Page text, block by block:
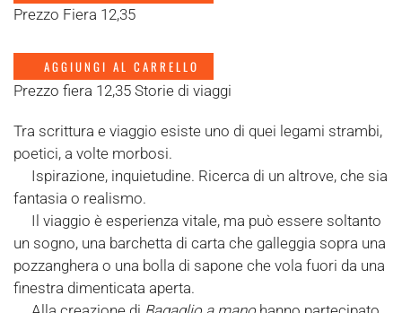
Prezzo Fiera 12,35
AGGIUNGI AL CARRELLO
Prezzo fiera 12,35 Storie di viaggi
Tra scrittura e viaggio esiste uno di quei legami strambi,
poetici, a volte morbosi.
Ispirazione, inquietudine. Ricerca di un altrove, che sia
fantasia o realismo.
Il viaggio è esperienza vitale, ma può essere soltanto
un sogno, una barchetta di carta che galleggia sopra una
pozzanghera o una bolla di sapone che vola fuori da una
finestra dimenticata aperta.